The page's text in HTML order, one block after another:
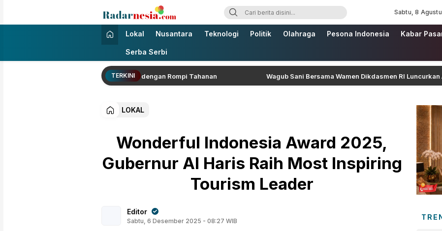
Radarnesia
Enak Dibaca
Sabtu, 8
Lokal Nusantara Teknologi Politik Olahraga Pesona Indonesia Kabar
Serba Serbi
TERKINI
Jalani Pemeriksaan di Kejagung dengan Rompi Tahanan Wagub Sani Bersama Wamen Dikdasmen RI Luncurkan
LOKAL
Wonderful Indonesia Award 2025,
Gubernur Al Haris Raih Most Inspiring
Tourism Leader
Editor
Sabtu, 6 Desember 2025 - 08:27 WIB